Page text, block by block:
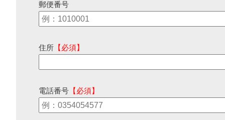
郵便番号
住所 【必須】
電話番号 【必須】